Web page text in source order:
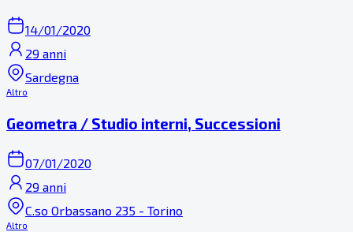
14/01/2020
29 anni
Sardegna
Altro
Geometra / Studio interni, Successioni
07/01/2020
29 anni
C.so Orbassano 235 - Torino
Altro